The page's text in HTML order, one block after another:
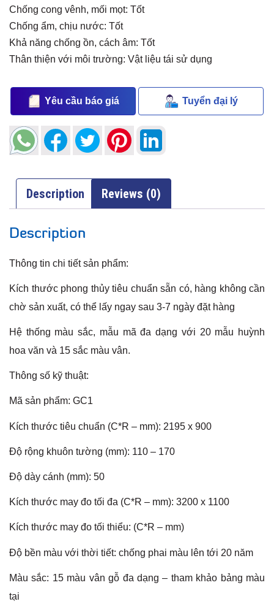
Chống cong vênh, mối mọt: Tốt
Chống ẩm, chịu nước: Tốt
Khả năng chống ồn, cách âm: Tốt
Thân thiện với môi trường: Vật liệu tái sử dụng
Yêu cầu báo giá Tuyển đại lý
Description Reviews (0)
Description
Thông tin chi tiết sản phẩm:
Kích thước phong thủy tiêu chuẩn sẵn có, hàng không cần
chờ sản xuất, có thể lấy ngay sau 3-7 ngày đặt hàng
Hệ thống màu sắc, mẫu mã đa dạng với 20 mẫu huỳnh
hoa văn và 15 sắc màu vân.
Thông số kỹ thuật:
Mã sản phẩm: GC1
Kích thước tiêu chuẩn (C*R – mm): 2195 x 900
Độ rộng khuôn tường (mm): 110 – 170
Độ dày cánh (mm): 50
Kích thước may đo tối đa (C*R – mm): 3200 x 1100
Kích thước may đo tối thiểu: (C*R – mm)
Độ bền màu với thời tiết: chống phai màu lên tới 20 năm
Màu sắc: 15 màu vân gỗ đa dạng – tham khảo bảng màu
tại